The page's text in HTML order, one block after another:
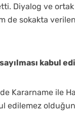
Diyalog ve
de sokakta
kabul
Kararname ile
edilemez